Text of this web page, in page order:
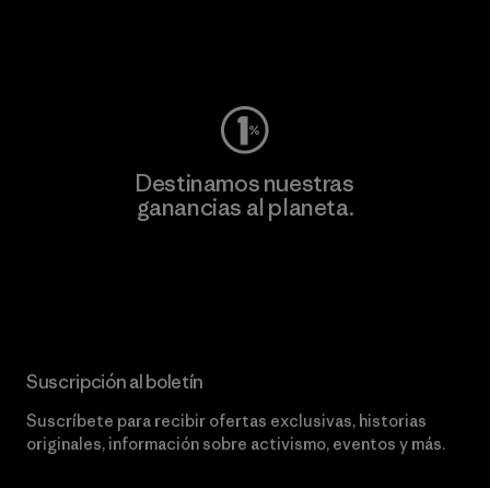
Destinamos nuestras
ganancias al planeta.
Suscripción al boletín
Suscríbete para recibir ofertas exclusivas, historias
originales, información sobre activismo, eventos y más.